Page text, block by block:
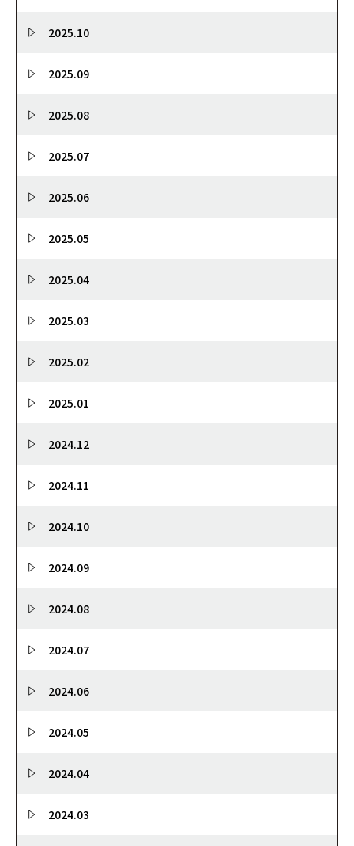
2025.10
2025.09
2025.08
2025.07
2025.06
2025.05
2025.04
2025.03
2025.02
2025.01
2024.12
2024.11
2024.10
2024.09
2024.08
2024.07
2024.06
2024.05
2024.04
2024.03